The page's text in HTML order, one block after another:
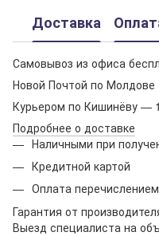
Доставка
Самовывоз из офиса
Новой Почтой по
Курьером по Кишинёву —
Подробнее о доставке
Наличными при
Кредитной картой
Оплата перечислением
Гарантия от
Выезд специалиста на